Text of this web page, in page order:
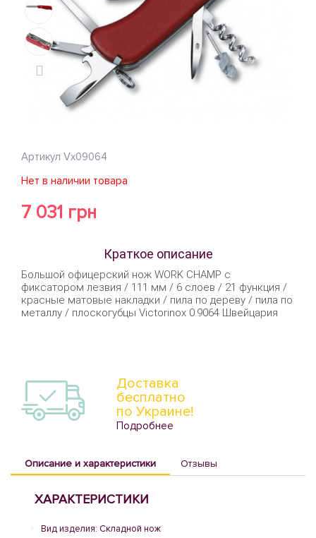
Артикул Vx09064
Нет в наличии товара
7 031 грн
Краткое описание
Большой офицерский нож WORK CHAMP с
фиксатором лезвия / 111 мм / 6 слоев / 21 функция /
красные матовые накладки / пила по дереву / пила по
металлу / плоскогубцы Victorinox 0.9064 Швейцария
Доставка
бесплатно
по Украине!
Подробнее
Описание и характеристики Отзывы
ХАРАКТЕРИСТИКИ
Вид изделия: Складной нож